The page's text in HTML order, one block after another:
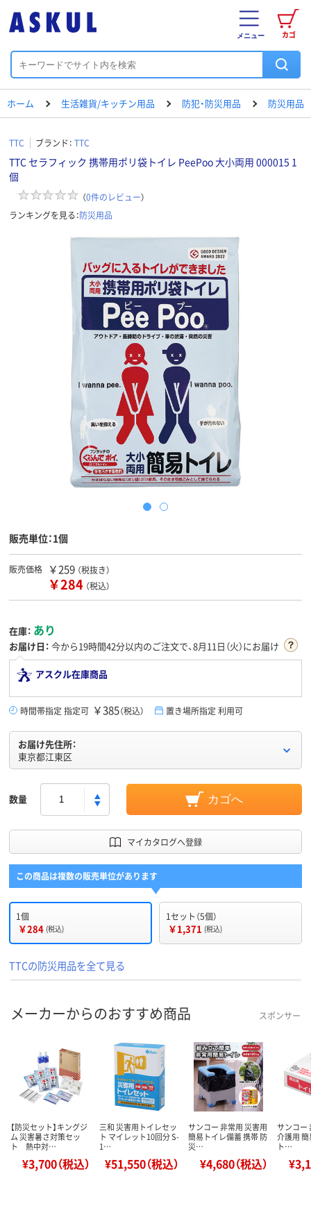
カゴ
メニュー
ホーム 生活雑貨/キッチン用品 防犯・防災用品 防災用品
TTC ブランド： TTC
TTC セラフィック 携帯用ポリ袋トイレ PeePoo 大小両用 000015 1
個
（0件のレビュー）
ランキングを見る：防災用品
販売単位：1個
販売価格 ￥259 （税抜き）
￥284 （税込）
在庫： あり
お届け日： 今から19時間42分以内のご注文で、8月11日（火）にお届け
アスクル在庫商品
時間帯指定 指定可 ￥385（税込） 置き場所指定 利用可
お届け先住所：
東京都江東区
数量 カゴへ
マイカタログへ登録
この商品は複数の販売単位があります
1個
￥284 (税込)
1セット（5個）
￥1,371 (税込)
TTCの防災用品を全て見る
メーカーからのおすすめ商品 スポンサー
【防災セット】キングジ
ム 災害暑さ対策セッ
ト 熱中対…
¥3,700（税込）
三和 災害用トイレセッ
ト マイレット10回分 S-
1…
¥51,550（税込）
サンコー 非常用 災害用
簡易トイレ備蓄 携帯 防
災…
¥4,680（税込）
サンコー
介護用
ト…